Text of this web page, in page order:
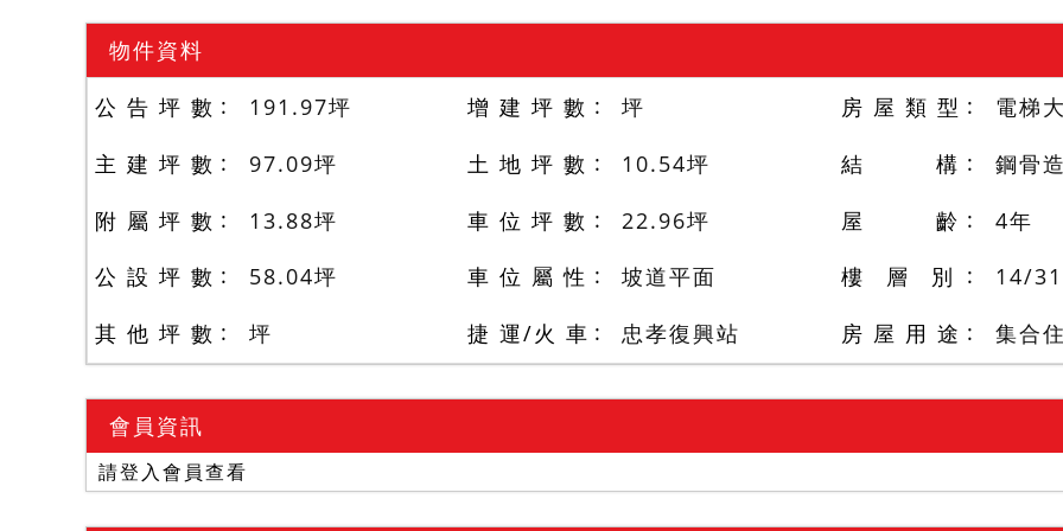
物件資料
公 告 坪 數
191.97坪
主 建 坪 數
97.09坪
附 屬 坪 數
13.88坪
公 設 坪 數
58.04坪
其 他 坪 數
坪
增 建 坪 數
坪
土 地 坪 數
10.54坪
車 位 坪 數
22.96坪
車 位 屬 性
坡道平面
捷 運/火 車
忠孝復興站
房 屋 類 型
電梯
結 構
鋼骨造
屋 齡
4年
樓 層 別
14/31
房 屋 用 途
集合
會員資訊
請登入會員查看